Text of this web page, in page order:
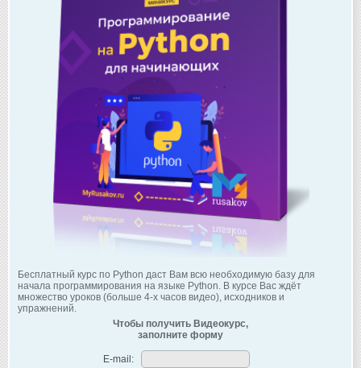
Бесплатный курс по Python даст Вам всю необходимую базу для
начала программирования на языке Python. В курсе Вас ждёт
множество уроков (больше 4-х часов видео), исходников и
упражнений.
Чтобы получить Видеокурс,
заполните форму
E-mail: